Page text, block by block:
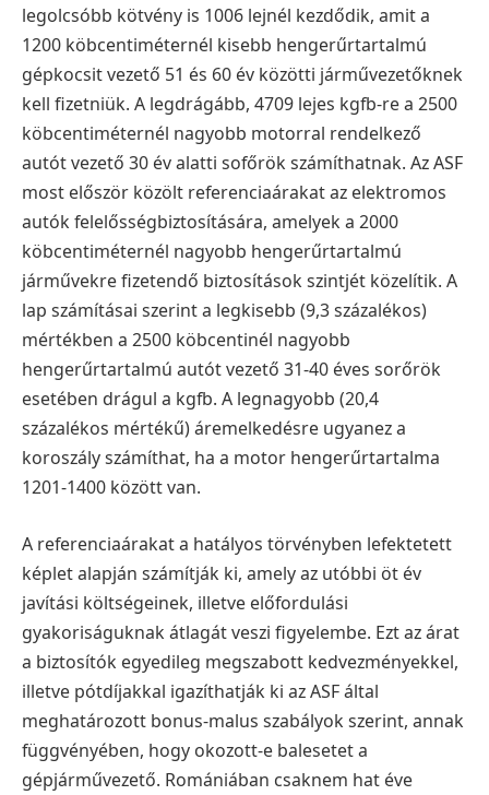
legolcsóbb kötvény is 1006 lejnél kezdődik, amit a
1200 köbcentiméternél kisebb hengerűrtartalmú
gépkocsit vezető 51 és 60 év közötti járművezetőknek
kell fizetniük. A legdrágább, 4709 lejes kgfb-re a 2500
köbcentiméternél nagyobb motorral rendelkező
autót vezető 30 év alatti sofőrök számíthatnak. Az ASF
most először közölt referenciaárakat az elektromos
autók felelősségbiztosítására, amelyek a 2000
köbcentiméternél nagyobb hengerűrtartalmú
járművekre fizetendő biztosítások szintjét közelítik. A
lap számításai szerint a legkisebb (9,3 százalékos)
mértékben a 2500 köbcentinél nagyobb
hengerűrtartalmú autót vezető 31-40 éves sorőrök
esetében drágul a kgfb. A legnagyobb (20,4
százalékos mértékű) áremelkedésre ugyanez a
koroszály számíthat, ha a motor hengerűrtartalma
1201-1400 között van.
A referenciaárakat a hatályos törvényben lefektetett
képlet alapján számítják ki, amely az utóbbi öt év
javítási költségeinek, illetve előfordulási
gyakoriságuknak átlagát veszi figyelembe. Ezt az árat
a biztosítók egyedileg megszabott kedvezményekkel,
illetve pótdíjakkal igazíthatják ki az ASF által
meghatározott bonus-malus szabályok szerint, annak
függvényében, hogy okozott-e balesetet a
gépjárművezető. Romániában csaknem hat éve